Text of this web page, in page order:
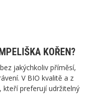
KOŘEN?
jakýchkoliv příměsí,
V BIO kvalitě a z
kteří preferují udržitelný